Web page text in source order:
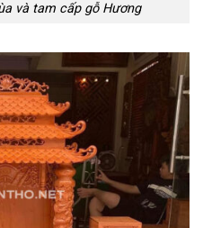
và tam cấp gỗ Hương